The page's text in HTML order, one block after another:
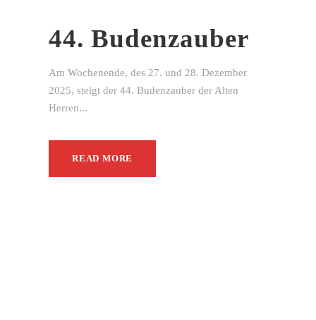
44. Budenzauber
Am Wochenende, des 27. und 28. Dezember
2025, steigt der 44. Budenzauber der Alten
Herren...
READ MORE